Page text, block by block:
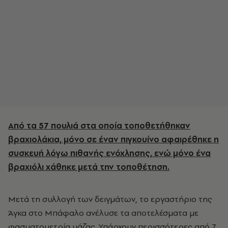
Από τα 57 πουλιά στα οποία τοποθετήθηκαν
βραχιολάκια, μόνο σε έναν πιγκουίνο αφαιρέθηκε η
συσκευή λόγω πιθανής ενόχλησης, ενώ μόνο ένα
βραχιόλι χάθηκε μετά την τοποθέτηση.
Μετά τη συλλογή των δειγμάτων, το εργαστήριο της
Άγκα στο Μπάφαλο ανέλυσε τα αποτελέσματα με